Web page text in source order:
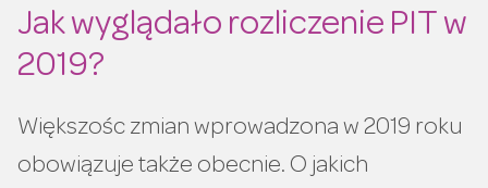
Jak wyglądało rozliczenie PIT w
2019?
Większośc zmian wprowadzona w 2019 roku
obowiązuje także obecnie. O jakich